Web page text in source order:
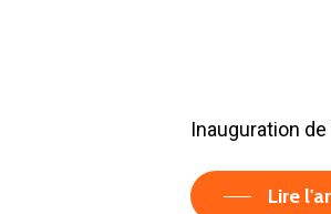
Inauguration
Lire